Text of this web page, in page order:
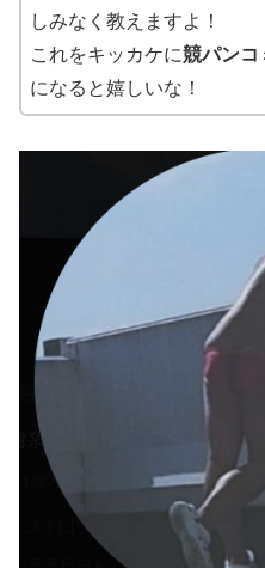
しみなく教えますよ！
これをキッカケに競パンコ
になると嬉しいな！